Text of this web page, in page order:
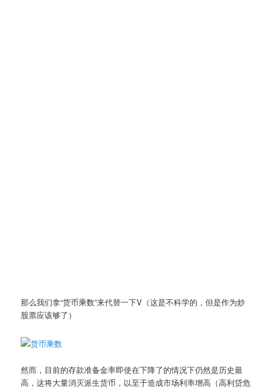
那么我们拿“货币乘数”来代替一下V（这是不科学的，但是作为炒
股票应该够了）
然而，目前的存款准备金率即使在下降了的情况下仍然是历史最
高，这将大量消灭派生货币，以至于造成市场利率增高（高利贷危